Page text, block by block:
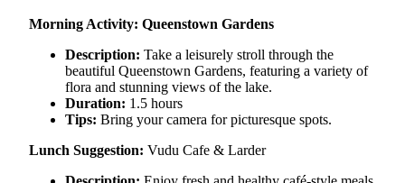
Morning Activity: Queenstown Gardens
Description: Take a leisurely stroll through the
beautiful Queenstown Gardens, featuring a variety of
flora and stunning views of the lake.
Duration: 1.5 hours
Tips: Bring your camera for picturesque spots.
Lunch Suggestion: Vudu Cafe & Larder